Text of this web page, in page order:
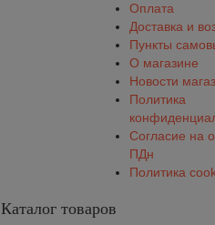
Оплата
Доставка и
Пункты
О магазине
Новости
Политика
Согласие на
ПДн
Политика
Каталог товаров